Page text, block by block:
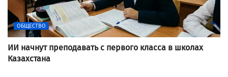
ОБЩЕСТВО
ИИ начнут преподавать с первого класса в школах
Казахстана